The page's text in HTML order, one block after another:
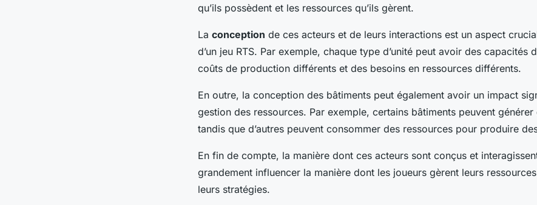
qu’ils possèdent et les ressources qu’ils gèrent.
La conception de ces acteurs et de leurs interactions est un aspect
d’un jeu RTS. Par exemple, chaque type d’unité peut avoir des capacités
coûts de production différents et des besoins en ressources différents.
En outre, la conception des bâtiments peut également avoir un impact
gestion des ressources. Par exemple, certains bâtiments peuvent générer
tandis que d’autres peuvent consommer des ressources pour produire
En fin de compte, la manière dont ces acteurs sont conçus et
grandement influencer la manière dont les joueurs gèrent leurs
leurs stratégies.